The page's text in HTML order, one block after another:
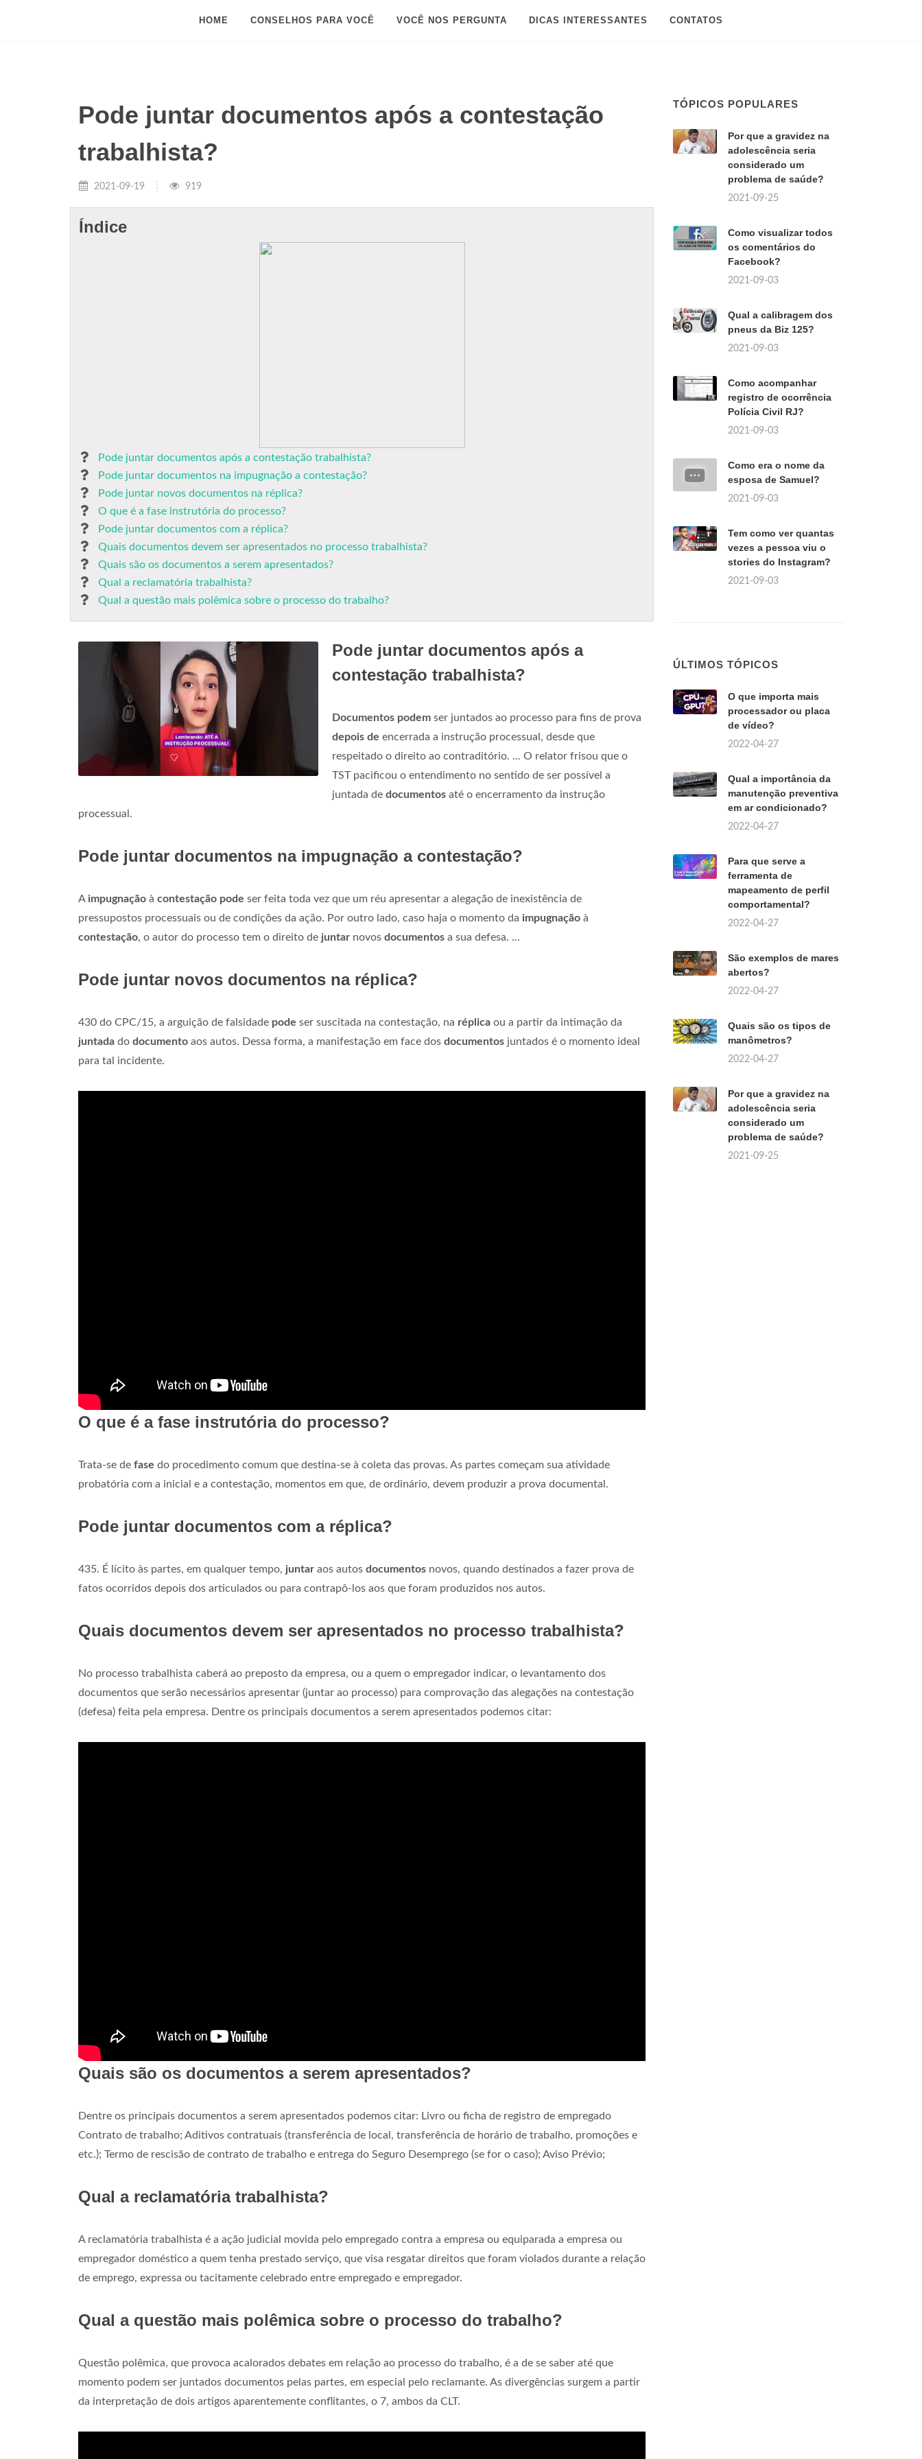
HOME CONSELHOS PARA VOCÊ VOCÊ NOS PERGUNTA DICAS INTERESSANTES CONTATOS
Pode juntar documentos após a contestação
trabalhista?
2021-09-19 919
Índice
Pode juntar documentos após a contestação trabalhista?
Pode juntar documentos na impugnação a contestação?
Pode juntar novos documentos na réplica?
O que é a fase instrutória do processo?
Pode juntar documentos com a réplica?
Quais documentos devem ser apresentados no processo trabalhista?
Quais são os documentos a serem apresentados?
Qual a reclamatória trabalhista?
Qual a questão mais polêmica sobre o processo do trabalho?
Pode juntar documentos após a
contestação trabalhista?
Documentos podem ser juntados ao processo para fins de prova
depois de encerrada a instrução processual, desde que
respeitado o direito ao contraditório. ... O relator frisou que o
TST pacificou o entendimento no sentido de ser possível a
juntada de documentos até o encerramento da instrução
processual.
Pode juntar documentos na impugnação a contestação?
A impugnação à contestação pode ser feita toda vez que um réu apresentar a alegação de inexistência de
pressupostos processuais ou de condições da ação. Por outro lado, caso haja o momento da impugnação à
contestação, o autor do processo tem o direito de juntar novos documentos a sua defesa. ...
Pode juntar novos documentos na réplica?
430 do CPC/15, a arguição de falsidade pode ser suscitada na contestação, na réplica ou a partir da intimação da
juntada do documento aos autos. Dessa forma, a manifestação em face dos documentos juntados é o momento ideal
para tal incidente.
O que é a fase instrutória do processo?
Trata-se de fase do procedimento comum que destina-se à coleta das provas. As partes começam sua atividade
probatória com a inicial e a contestação, momentos em que, de ordinário, devem produzir a prova documental.
Pode juntar documentos com a réplica?
435. É lícito às partes, em qualquer tempo, juntar aos autos documentos novos, quando destinados a fazer prova de
fatos ocorridos depois dos articulados ou para contrapô-los aos que foram produzidos nos autos.
Quais documentos devem ser apresentados no processo trabalhista?
No processo trabalhista caberá ao preposto da empresa, ou a quem o empregador indicar, o levantamento dos
documentos que serão necessários apresentar (juntar ao processo) para comprovação das alegações na contestação
(defesa) feita pela empresa. Dentre os principais documentos a serem apresentados podemos citar:
Quais são os documentos a serem apresentados?
Dentre os principais documentos a serem apresentados podemos citar: Livro ou ficha de registro de empregado
Contrato de trabalho; Aditivos contratuais (transferência de local, transferência de horário de trabalho, promoções e
etc.); Termo de rescisão de contrato de trabalho e entrega do Seguro Desemprego (se for o caso); Aviso Prévio;
Qual a reclamatória trabalhista?
A reclamatória trabalhista é a ação judicial movida pelo empregado contra a empresa ou equiparada a empresa ou
empregador doméstico a quem tenha prestado serviço, que visa resgatar direitos que foram violados durante a relação
de emprego, expressa ou tacitamente celebrado entre empregado e empregador.
Qual a questão mais polêmica sobre o processo do trabalho?
Questão polêmica, que provoca acalorados debates em relação ao processo do trabalho, é a de se saber até que
momento podem ser juntados documentos pelas partes, em especial pelo reclamante. As divergências surgem a partir
da interpretação de dois artigos aparentemente conflitantes, o 7, ambos da CLT.
TÓPICOS POPULARES
Por que a gravidez na
adolescência seria
considerado um
problema de saúde?
2021-09-25
Como visualizar todos
os comentários do
Facebook?
2021-09-03
Qual a calibragem dos
pneus da Biz 125?
2021-09-03
Como acompanhar
registro de ocorrência
Polícia Civil RJ?
2021-09-03
Como era o nome da
esposa de Samuel?
2021-09-03
Tem como ver quantas
vezes a pessoa viu o
stories do Instagram?
2021-09-03
ÚLTIMOS TÓPICOS
O que importa mais
processador ou placa
de vídeo?
2022-04-27
Qual a importância da
manutenção preventiva
em ar condicionado?
2022-04-27
Para que serve a
ferramenta de
mapeamento de perfil
comportamental?
2022-04-27
São exemplos de mares
abertos?
2022-04-27
Quais são os tipos de
manômetros?
2022-04-27
Por que a gravidez na
adolescência seria
considerado um
problema de saúde?
2021-09-25